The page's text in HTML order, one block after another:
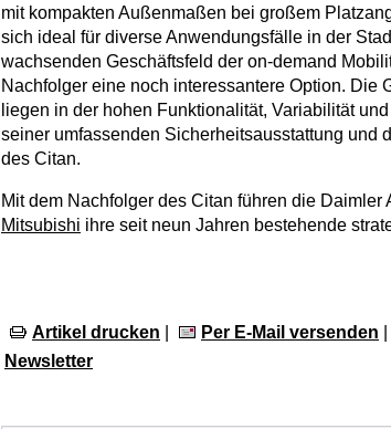
mit kompakten Außenmaßen bei großem
sich ideal für diverse Anwendungsfälle in der
wachsenden Geschäftsfeld der on-demand
Nachfolger eine noch interessantere Option. Die
liegen in der hohen Funktionalität, Variabilität
seiner umfassenden Sicherheitsausstattung und
des Citan.
Mit dem Nachfolger des Citan führen die Daimler
Mitsubishi ihre seit neun Jahren bestehende
Artikel drucken Per E-Mail versenden
Newsletter